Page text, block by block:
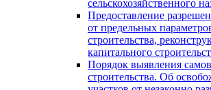
сельскохозяйственного
Предоставление
от предельных
строительства,
капитального
Порядок выявления
строительства. Об